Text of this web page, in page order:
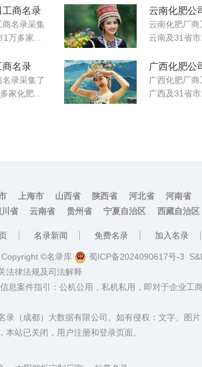
工商名录
名录采集
万多家...
云南化肥公
云南化肥厂商
云南及31省市
商名录
录采集了
家化肥...
广西化肥公
广西化肥厂
广西及31省市
上海市 山西省 陕西省 河北省 河南省
川省 云南省 贵州省 宁夏自治区 西藏自治区
名录新闻 免费名录 加入名录
Copyright ©名录库 蜀ICP备2024090617号-3
法律法规及司法解释
息案件指引：公机公用，私机私用，即对于企业
（成都）大数据有限公司。如有侵权：文字、图
站已关闭，用户注册和登录页面。